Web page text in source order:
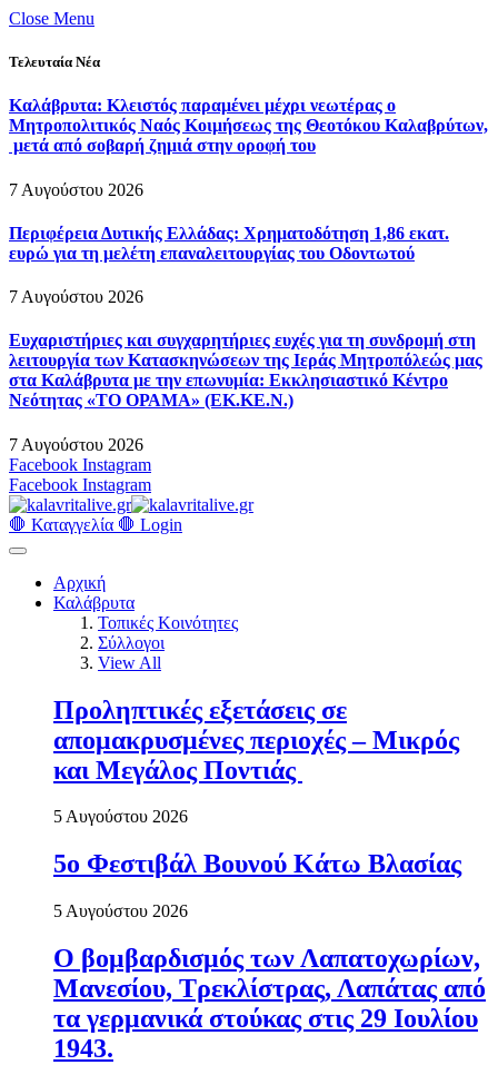
Close Menu
Τελευταία Νέα
Καλάβρυτα: Κλειστός παραμένει μέχρι νεωτέρας ο
Μητροπολιτικός Ναός Κοιμήσεως της Θεοτόκου Καλαβρύτων,
μετά από σοβαρή ζημιά στην οροφή του
7 Αυγούστου 2026
Περιφέρεια Δυτικής Ελλάδας: Χρηματοδότηση 1,86 εκατ.
ευρώ για τη μελέτη επαναλειτουργίας του Οδοντωτού
7 Αυγούστου 2026
Ευχαριστήριες και συγχαρητήριες ευχές για τη συνδρομή στη
λειτουργία των Κατασκηνώσεων της Ιεράς Μητροπόλεώς μας
στα Καλάβρυτα με την επωνυμία: Εκκλησιαστικό Κέντρο
Νεότητας «ΤΟ ΟΡΑΜΑ» (ΕΚ.ΚΕ.Ν.)
7 Αυγούστου 2026
Facebook Instagram
Facebook Instagram
🛑 Καταγγελία 🛑 Login
Αρχική
Καλάβρυτα
Τοπικές Κοινότητες
Σύλλογοι
View All
Προληπτικές εξετάσεις σε
απομακρυσμένες περιοχές – Μικρός
και Μεγάλος Ποντιάς
5 Αυγούστου 2026
5ο Φεστιβάλ Βουνού Κάτω Βλασίας
5 Αυγούστου 2026
Ο βομβαρδισμός των Λαπατοχωρίων,
Μανεσίου, Τρεκλίστρας, Λαπάτας από
τα γερμανικά στούκας στις 29 Ιουλίου
1943.